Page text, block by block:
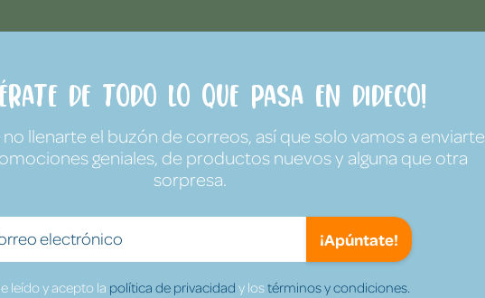
de todo lo que pasa en Dideco!
llenarte el buzón de correos, así que solo vamos a enviarte
geniales, de productos nuevos y alguna que otra
sorpresa.
¡Apúntate!
leído y acepto la política de privacidad y lostérminos y condiciones.